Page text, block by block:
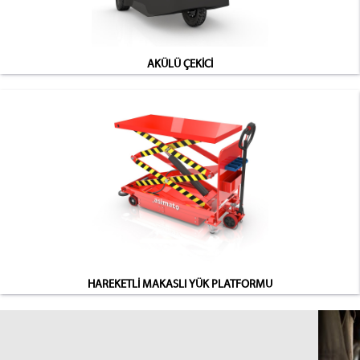
AKÜLÜ ÇEKİCİ
HAREKETLİ MAKASLI YÜK PLATFORMU